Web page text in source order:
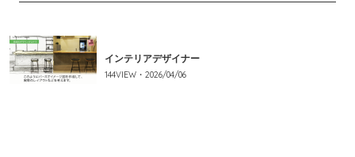
インテリアデザイナー
144VIEW・ 2026/04/06